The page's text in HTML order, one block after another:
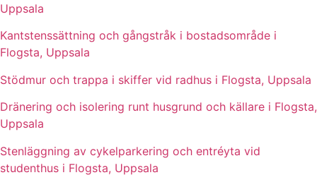
Uppsala
Kantstenssättning och gångstråk i bostadsområde i
Flogsta, Uppsala
Stödmur och trappa i skiffer vid radhus i Flogsta, Uppsala
Dränering och isolering runt husgrund och källare i Flogsta,
Uppsala
Stenläggning av cykelparkering och entréyta vid
studenthus i Flogsta, Uppsala